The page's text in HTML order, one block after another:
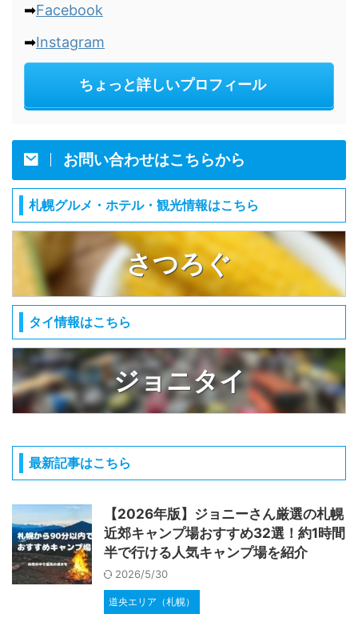
➡Facebook
➡Instagram
ちょっと詳しいプロフィール
お問い合わせはこちらから
札幌グルメ・ホテル・観光情報はこちら
さつろぐ
タイ情報はこちら
ジョニタイ
最新記事はこちら
【2026年版】ジョニーさん厳選の札幌
近郊キャンプ場おすすめ32選！約1時間
半で行ける人気キャンプ場を紹介
2026/5/30
道央エリア（札幌）